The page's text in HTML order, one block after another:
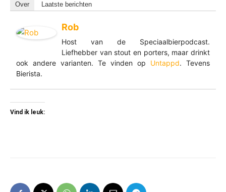
Over Laatste berichten
Rob
Host van de Speciaalbierpodcast.
Liefhebber van stout en porters, maar drinkt
ook andere varianten. Te vinden op Untappd. Tevens
Bierista.
Vind ik leuk: